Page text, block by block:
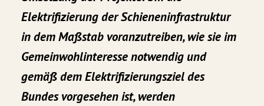
Elektrifizierung der Schieneninfrastruktur
in dem Maßstab voranzutreiben, wie sie im
Gemeinwohlinteresse notwendig und
gemäß dem Elektrifizierungsziel des
Bundes vorgesehen ist, werden